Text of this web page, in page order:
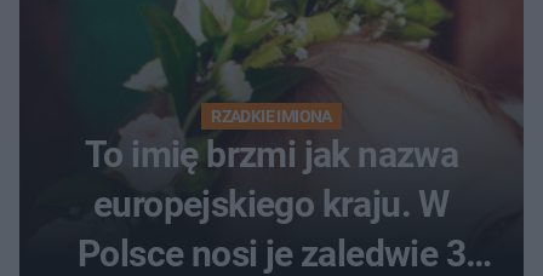
RZADKIE IMIONA
To imię brzmi jak nazwa
europejskiego kraju. W
Polsce nosi je zaledwie 3